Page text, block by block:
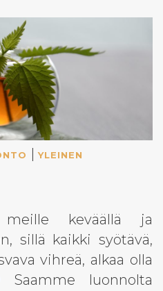
|YLEINEN
keväällä ja
sillä kaikki syötävä,
vihreä, alkaa olla
Saamme luonnolta